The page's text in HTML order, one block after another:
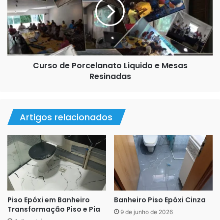
Liquido
e
Mesas
Resinadas
Curso de Porcelanato Liquido e Mesas
Resinadas
Artigos relacionados
Piso Epóxi em Banheiro
Transformação Piso e Pia
Banheiro Piso Epóxi Cinza
9 de junho de 2026